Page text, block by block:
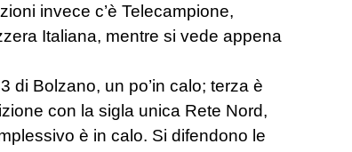
invece c’è Telecampione,
Italiana, mentre si vede appena
di Bolzano, un po’in calo; terza è
con la sigla unica Rete Nord,
è in calo. Si difendono le